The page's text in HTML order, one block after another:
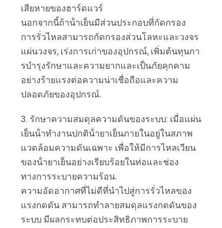
เสียหายของฮาร์ดแวร์
นอกจากนี้ถ้าน้ําเย็นมีส่วนประกอบที่กัดกรอง
การรั่วไหลสามารถกัดกรองส่วนโลหะและวงจร
แผ่นวงจร, เร่งการเก่าของอุปกรณ์, เพิ่มต้นทุนกา
รบํารุงรักษาและความยากและเป็นภัยคุกคาม
อย่างร้ายแรงต่อความน่าเชื่อถือและความ
ปลอดภัยของอุปกรณ์.
3. รักษาความสมดุลความดันของระบบ: เมื่อแผ่น
เย็นน้ําทํางานปกติน้ํายาเย็นภายในอยู่ในสภาพ
แวดล้อมความดันเฉพาะ เพื่อให้มีการไหลเวียน
ของน้ํายาเย็นอย่างเรียบร้อยในท่อและช่อง
ทางการระบายความร้อน.
ความอัดอากาศที่ไม่ดีที่นําไปสู่การรั่วไหลของ
แรงกดดัน สามารถทําลายสมดุลแรงกดดันของ
ระบบ มีผลกระทบต่อประสิทธิภาพการระบาย